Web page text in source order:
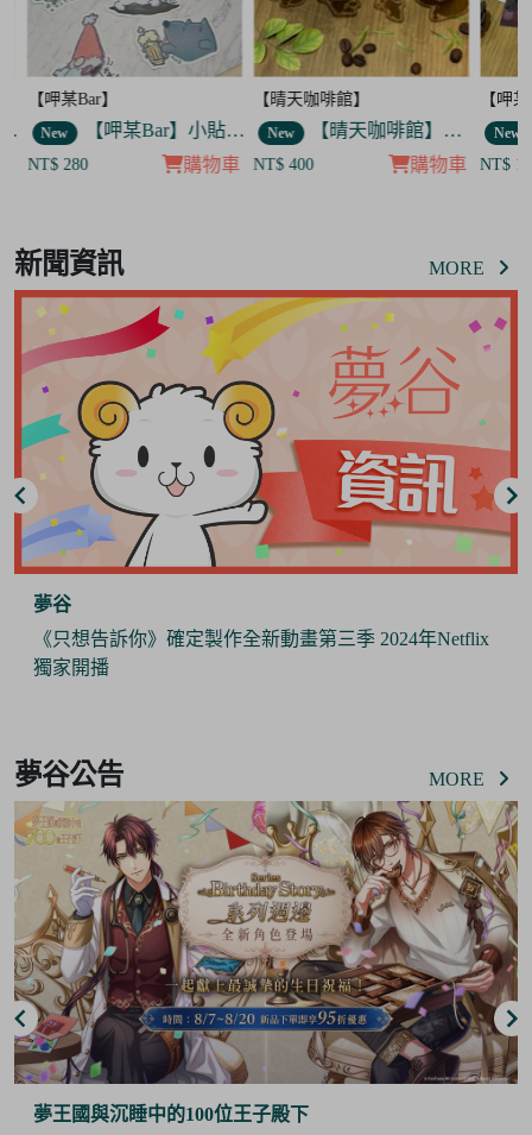
【呷某Bar】
New 【呷某Bar】小貼紙 7入套組
NT$ 280 購物車
【晴天咖啡館】
New 【晴天咖啡館】吊飾套組
NT$ 400 購物車
【呷某
New
NT$
of
8
新聞資訊 MORE
夢谷
《Pokémon Sleep》 x 日本睡衣品牌『GELATO PIQUE』
攜手推出合作商品 與寶可夢們一起作美夢
of
6
夢谷公告 MORE
夢谷